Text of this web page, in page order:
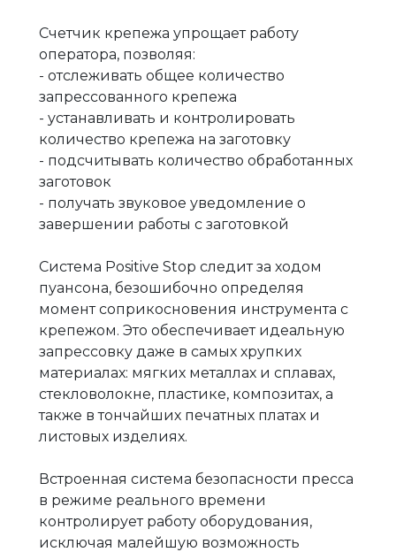
Счетчик крепежа упрощает работу
оператора, позволяя:
- отслеживать общее количество
запрессованного крепежа
- устанавливать и контролировать
количество крепежа на заготовку
- подсчитывать количество обработанных
заготовок
- получать звуковое уведомление о
завершении работы с заготовкой
Система Positive Stop следит за ходом
пуансона, безошибочно определяя
момент соприкосновения инструмента с
крепежом. Это обеспечивает идеальную
запрессовку даже в самых хрупких
материалах: мягких металлах и сплавах,
стекловолокне, пластике, композитах, а
также в тончайших печатных платах и
листовых изделиях.
Встроенная система безопасности пресса
в режиме реального времени
контролирует работу оборудования,
исключая малейшую возможность